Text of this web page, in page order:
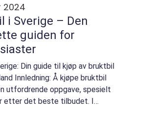
2024
i Sverige – Den
guiden for
Din guide til kjøp av bruktbil
Innledning: Å kjøpe bruktbil
utfordrende oppgave, spesielt
etter det beste tilbudet. I